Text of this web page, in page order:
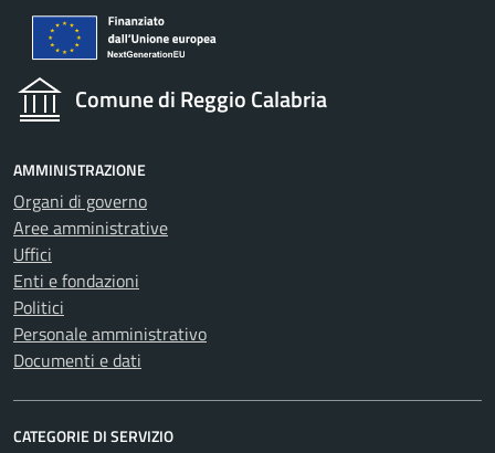
Comune di Reggio Calabria
AMMINISTRAZIONE
Organi di governo
Aree amministrative
Uffici
Enti e fondazioni
Politici
Personale amministrativo
Documenti e dati
CATEGORIE DI SERVIZIO